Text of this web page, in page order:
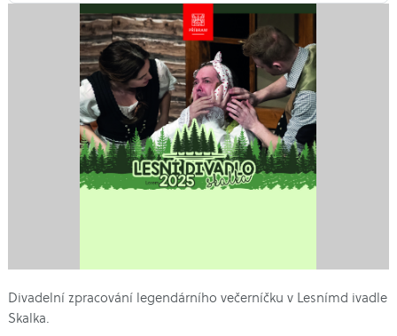
Divadelní zpracování legendárního večerníčku v Lesnímd ivadle
Skalka.